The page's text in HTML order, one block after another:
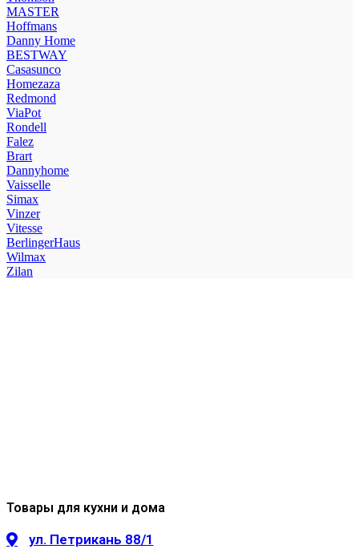
MASTER
Hoffmans
Danny Home
BESTWAY
Casasunco
Homezaza
Redmond
ViaPot
Rondell
Falez
Brart
Dannyhome
Vaisselle
Simax
Vinzer
Vitesse
BerlingerHaus
Wilmax
Zilan
Товары для кухни и дома
ул. Петрикань 88/1